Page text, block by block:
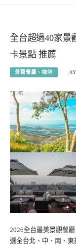
全台超過40家景
卡景點 推薦
景觀餐廳、咖啡
2026全台最美景觀餐
選全台北、中、南、